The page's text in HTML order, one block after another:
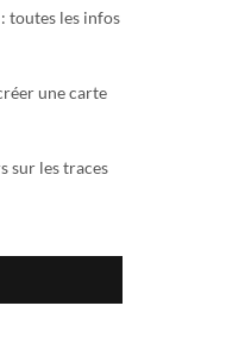
toutes les infos
une carte
sur les traces